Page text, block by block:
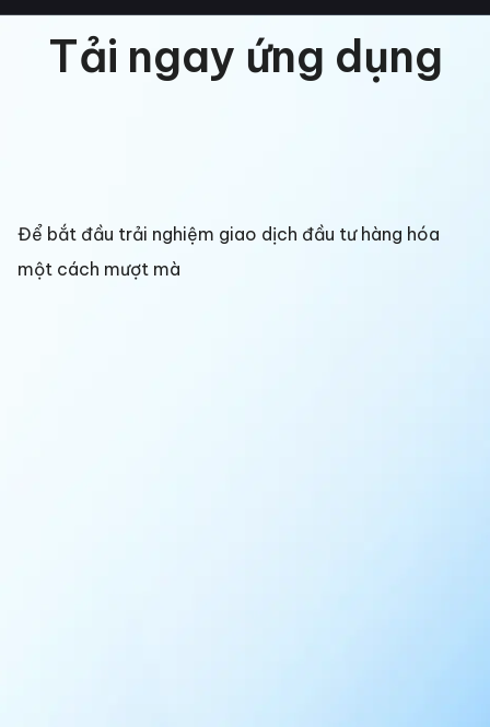
Tải ngay ứng dụng
Để bắt đầu trải nghiệm giao dịch đầu tư hàng hóa
một cách mượt mà